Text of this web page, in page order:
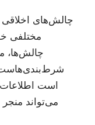
چالش‌های اخلاقی
مختلفی
چالش‌ها،
است اطلاعات
می‌تواند منجر